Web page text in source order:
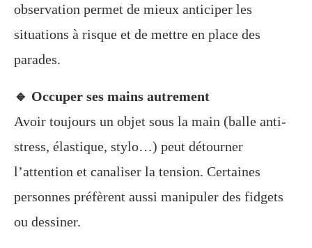
observation permet de mieux anticiper les
situations à risque et de mettre en place des
parades.
🔹 Occuper ses mains autrement
Avoir toujours un objet sous la main (balle anti-
stress, élastique, stylo…) peut détourner
l’attention et canaliser la tension. Certaines
personnes préfèrent aussi manipuler des fidgets
ou dessiner.